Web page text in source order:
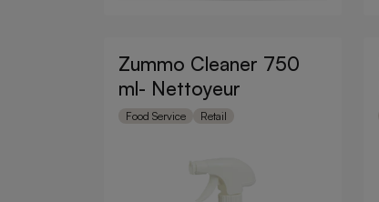
Zummo Cleaner 750
ml- Nettoyeur
Food Service Retail